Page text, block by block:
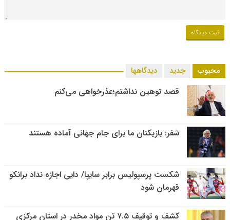
محبوب جدید دیدگاهها
قصد توهین نداشتم؛عذرخواهی می‌کنم
شفر: بازیکنان ما برای جام جهانی آماده هستند
شکست پرسپولیس برابر سایپا/ دایی اجازه نداد برانکو
قهرمان شود
کشف و توقیف ۷.۵ تن مواد مخدر در استان مرکزی